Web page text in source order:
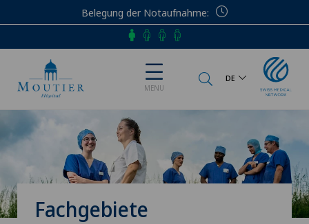
Belegung der Notaufnahme
Telefon
MENU
DE
Fachgebiete